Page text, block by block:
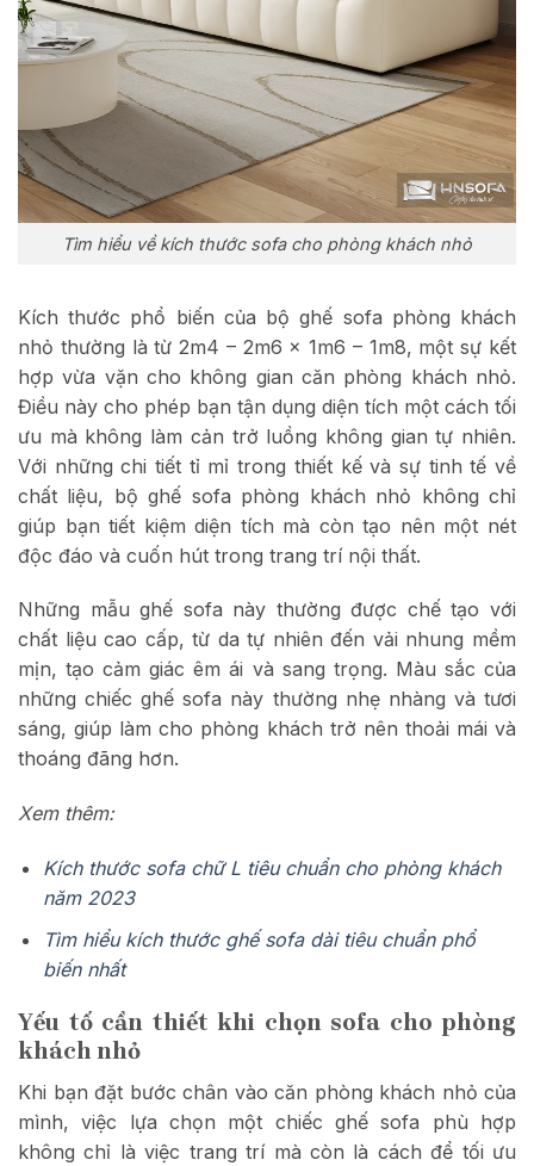
Tìm hiểu về kích thước sofa cho phòng khách nhỏ
Kích thước phổ biến của bộ ghế sofa phòng khách
nhỏ thường là từ 2m4 – 2m6 x 1m6 – 1m8, một sự kết
hợp vừa vặn cho không gian căn phòng khách nhỏ.
Điều này cho phép bạn tận dụng diện tích một cách tối
ưu mà không làm cản trở luồng không gian tự nhiên.
Với những chi tiết tỉ mỉ trong thiết kế và sự tinh tế về
chất liệu, bộ ghế sofa phòng khách nhỏ không chỉ
giúp bạn tiết kiệm diện tích mà còn tạo nên một nét
độc đáo và cuốn hút trong trang trí nội thất.
Những mẫu ghế sofa này thường được chế tạo với
chất liệu cao cấp, từ da tự nhiên đến vải nhung mềm
mịn, tạo cảm giác êm ái và sang trọng. Màu sắc của
những chiếc ghế sofa này thường nhẹ nhàng và tươi
sáng, giúp làm cho phòng khách trở nên thoải mái và
thoáng đãng hơn.
Xem thêm:
Kích thước sofa chữ L tiêu chuẩn cho phòng khách
năm 2023
Tìm hiểu kích thước ghế sofa dài tiêu chuẩn phổ
biến nhất
Yếu tố cần thiết khi chọn sofa cho phòng
khách nhỏ
Khi bạn đặt bước chân vào căn phòng khách nhỏ của
mình, việc lựa chọn một chiếc ghế sofa phù hợp
không chỉ là việc trang trí mà còn là cách để tối ưu